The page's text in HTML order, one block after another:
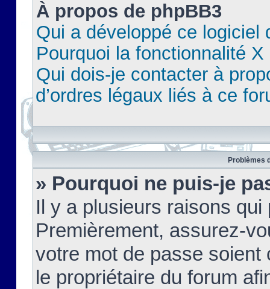
À propos de phpBB3
Qui a développé ce logiciel
Pourquoi la fonctionnalité X
Qui dois-je contacter à
d’ordres légaux liés à ce
Problèmes
» Pourquoi ne puis-je
Il y a plusieurs raisons
Premièrement, assurez-
votre mot de passe soient
le propriétaire du forum